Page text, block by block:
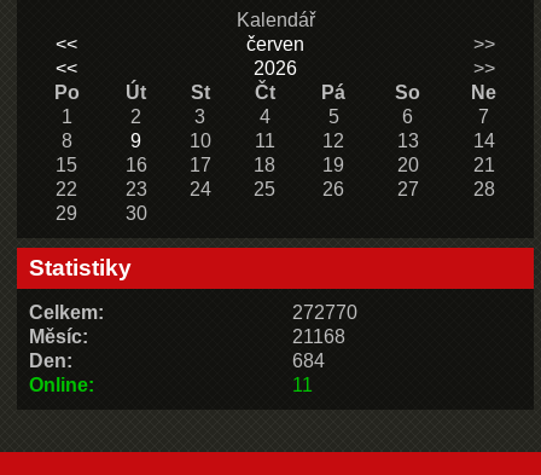
Kalendář
<<
červen
>>
<<
2026
>>
Po
Út St Čt Pá So
Ne
1
2 3 4 5 6
7
8
9 10 11 12 13
14
15
16 17 18 19 20
21
22
23 24 25 26 27
28
29
30
Statistiky
Online: 11
Celkem:
272770
Měsíc:
21168
Den:
684